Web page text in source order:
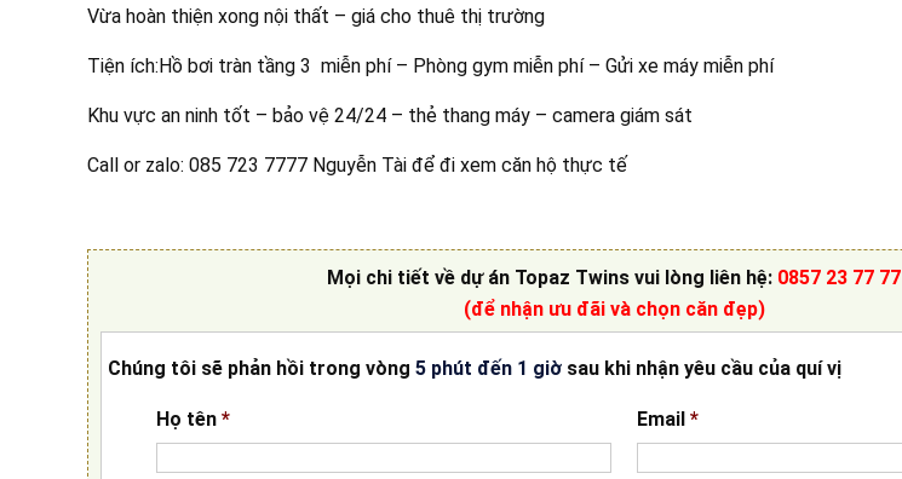
Vừa hoàn thiện xong nội thất – giá cho thuê thị trường
Tiện ích:Hồ bơi tràn tầng 3 miễn phí – Phòng gym miễn phí – Gửi xe máy miễn phí
Khu vực an ninh tốt – bảo vệ 24/24 – thẻ thang máy – camera giám sát
Call or zalo: 085 723 7777 Nguyễn Tài để đi xem căn hộ thực tế
Mọi chi tiết về dự án Topaz Twins vui lòng liên hệ: 0857 23 77 77
(để nhận ưu đãi và chọn căn đẹp)
Chúng tôi sẽ phản hồi trong vòng 5 phút đến 1 giờ sau khi nhận yêu cầu của quí vị
Họ tên * Email *